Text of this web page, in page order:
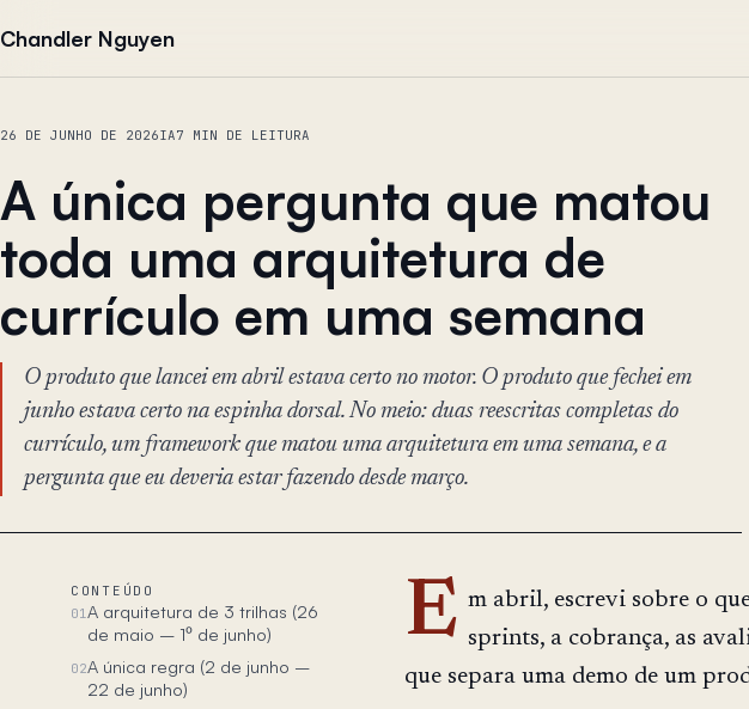
Chandler Nguyen
26 DE JUNHO DE 2026IA7 MIN DE LEITURA
A única pergunta que matou
toda uma arquitetura de
currículo em uma semana
O produto que lancei em abril estava certo no motor. O produto que fechei em
junho estava certo na espinha dorsal. No meio: duas reescritas completas do
currículo, um framework que matou uma arquitetura em uma semana, e a
pergunta que eu deveria estar fazendo desde março.
CONTEÚDO
01A arquitetura de 3 trilhas (26
de maio – 1º de junho)
02A única regra (2 de junho –
22 de junho)
E m abril, escrevi sobre o
sprints, a cobrança, as
que separa uma demo de um